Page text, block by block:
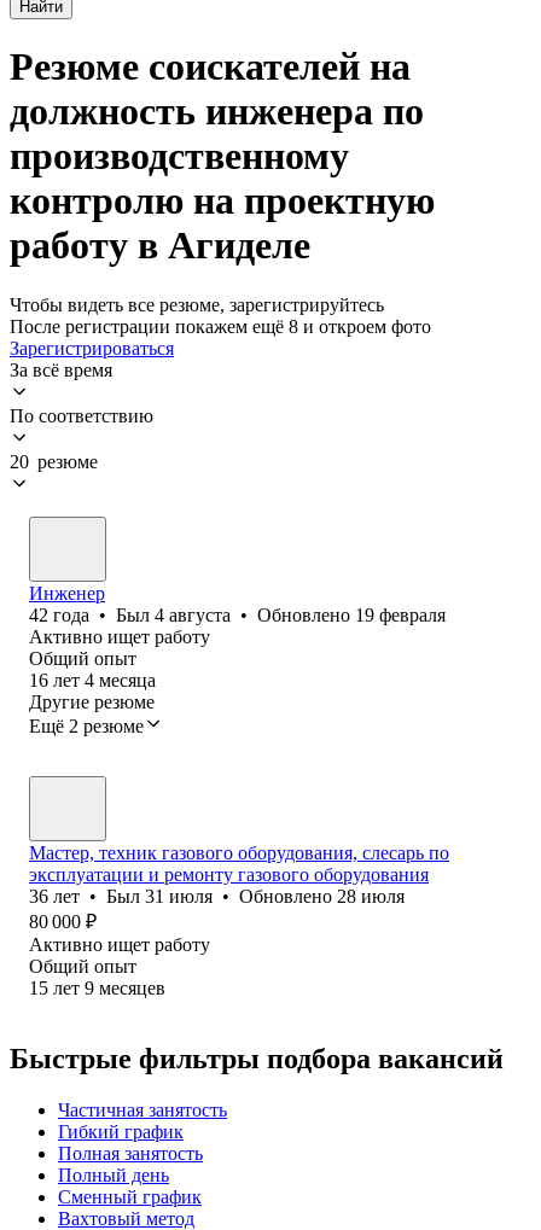
Найти
Резюме соискателей на
должность инженера по
производственному
контролю на проектную
работу в Агиделе
Чтобы видеть все резюме, зарегистрируйтесь
После регистрации покажем ещё 8 и откроем фото
Зарегистрироваться
За всё время
По соответствию
20 резюме
Инженер
42 года • Был 4 августа • Обновлено 19 февраля
Активно ищет работу
Общий опыт
16 лет 4 месяца
Другие резюме
Ещё 2 резюме
Мастер, техник газового оборудования, слесарь по
эксплуатации и ремонту газового оборудования
36 лет • Был 31 июля • Обновлено 28 июля
80 000 ₽
Активно ищет работу
Общий опыт
15 лет 9 месяцев
Быстрые фильтры подбора вакансий
Частичная занятость
Гибкий график
Полная занятость
Полный день
Сменный график
Вахтовый метод